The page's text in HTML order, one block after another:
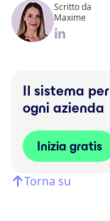
Scritto da
Maxime
Il sistema per
ogni azienda
Inizia gratis
Torna su